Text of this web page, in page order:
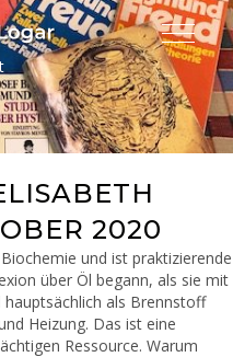
2020
und ist praktizierende
über Öl begann, als sie mit
als Brennstoff
Heizung. Das ist eine
Ressource. Warum